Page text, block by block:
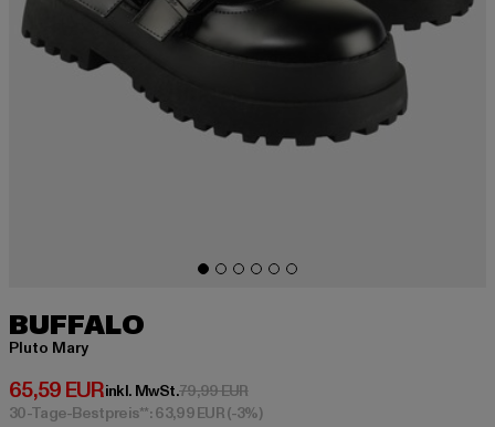
BUFFALO
Pluto Mary
65,59 EUR
Derzeitiger Preis: 65,59 EUR
inkl. MwSt.79,99 EURAktionspreis: 79,99 EUR
30-Tage-Bestpreis**: 63,99 EUR(-3%)